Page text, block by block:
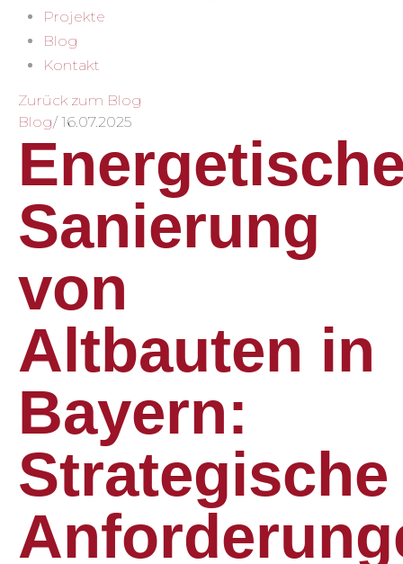
Projekte
Blog
Kontakt
Zurück zum Blog
Blog/ 16.07.2025
Sanierung
von
Altbauten in
Bayern:
Strategische